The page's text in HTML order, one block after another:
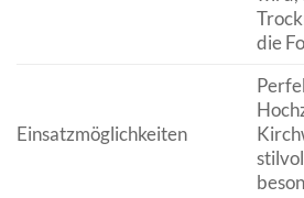
die
Einsatzmöglichkeiten